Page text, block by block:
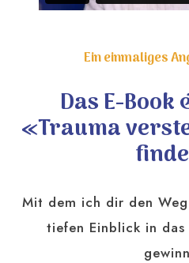
Ein einmaliges
Das E-
«Trauma
Mit dem ich dir den
tiefen Einblick in das